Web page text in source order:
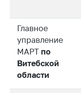
товарная
жизнь
работа
Главное
управление
МАРТ по
Витебской
области